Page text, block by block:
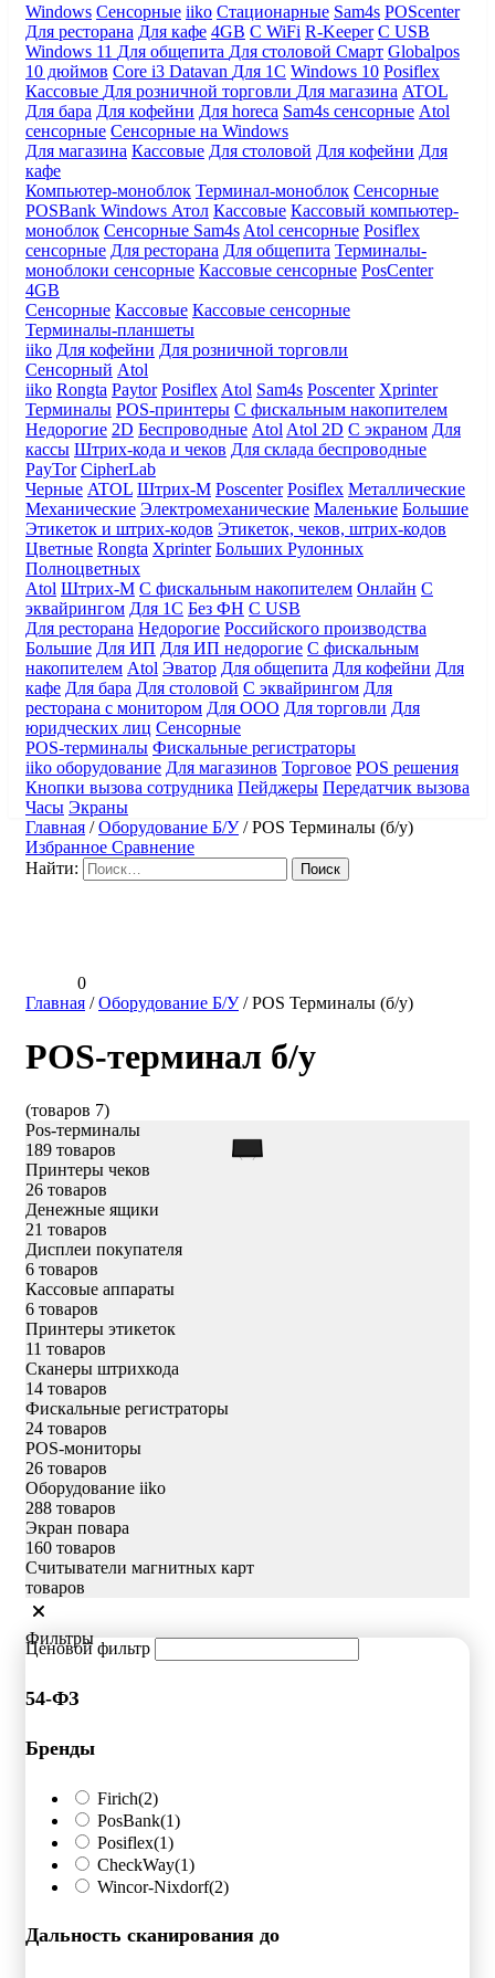
Windows Сенсорные iiko Стационарные Sam4s POScenter
Для ресторана Для кафе 4GB С WiFi R-Keeper С USB
Windows 11 Для общепита Для столовой Смарт Globalpos
10 дюймов Core i3 Datavan Для 1С Windows 10 Posiflex
Кассовые Для розничной торговли Для магазина ATOL
Для бара Для кофейни Для horeca Sam4s сенсорные Atol
сенсорные Сенсорные на Windows
Для магазина Кассовые Для столовой Для кофейни Для
кафе
Компьютер-моноблок Терминал-моноблок Сенсорные
POSBank Windows Атол Кассовые Кассовый компьютер-
моноблок Сенсорные Sam4s Atol сенсорные Posiflex
сенсорные Для ресторана Для общепита Терминалы-
моноблоки сенсорные Кассовые сенсорные PosCenter
4GB
Сенсорные Кассовые Кассовые сенсорные
Терминалы-планшеты
iiko Для кофейни Для розничной торговли
Сенсорный Atol
iiko Rongta Paytor Posiflex Atol Sam4s Poscenter Xprinter
Терминалы POS-принтеры С фискальным накопителем
Недорогие 2D Беспроводные Atol Atol 2D С экраном Для
кассы Штрих-кода и чеков Для склада беспроводные
PayTor CipherLab
Черные ATOL Штрих-М Poscenter Posiflex Металлические
Механические Электромеханические Маленькие Большие
Этикеток и штрих-кодов Этикеток, чеков, штрих-кодов
Цветные Rongta Xprinter Больших Рулонных
Полноцветных
Atol Штрих-М С фискальным накопителем Онлайн С
эквайрингом Для 1С Без ФН С USB
Для ресторана Недорогие Российского производства
Большие Для ИП Для ИП недорогие С фискальным
накопителем Atol Эватор Для общепита Для кофейни Для
кафе Для бара Для столовой С эквайрингом Для
ресторана с монитором Для ООО Для торговли Для
юридческих лиц Сенсорные
POS-терминалы Фискальные регистраторы
iiko оборудование Для магазинов Торговое POS решения
Кнопки вызова сотрудника Пейджеры Передатчик вызова
Часы Экраны
Главная /Оборудование Б/У/POS Терминалы (б/у)
Избранное Сравнение
Найти:
0
Главная /Оборудование Б/У/POS Терминалы (б/у)
POS-терминал б/у
(товаров 7)
Pos-терминалы
189 товаров
Принтеры чеков
26 товаров
Денежные ящики
21 товаров
Дисплеи покупателя
6 товаров
Кассовые аппараты
6 товаров
Принтеры этикеток
11 товаров
Сканеры штрихкода
14 товаров
Фискальные регистраторы
24 товаров
POS-мониторы
26 товаров
Оборудование iiko
288 товаров
Экран повара
160 товаров
Считыватели магнитных карт
товаров
Фильтры
Ценовой фильтр
54-ФЗ
Бренды
Firich(2)
PosBank(1)
Posiflex(1)
CheckWay(1)
Wincor-Nixdorf(2)
Дальность сканирования до